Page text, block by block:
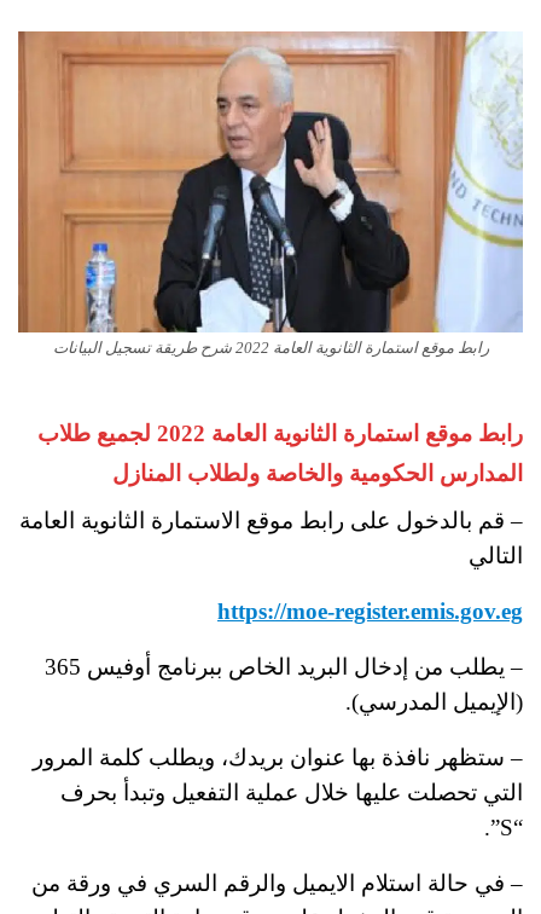
رابط موقع استمارة الثانوية العامة 2022 شرح طريقة تسجيل البيانات
رابط موقع استمارة الثانوية العامة 2022 لجميع طلاب
المدارس الحكومية والخاصة ولطلاب المنازل
– قم بالدخول على رابط موقع الاستمارة الثانوية العامة
التالي
https://moe-register.emis.gov.eg
– يطلب من إدخال البريد الخاص ببرنامج أوفيس 365
(الإيميل المدرسي).
– ستظهر نافذة بها عنوان بريدك، ويطلب كلمة المرور
التي تحصلت عليها خلال عملية التفعيل وتبدأ بحرف
“S”.
– في حالة استلام الايميل والرقم السري في ورقة من